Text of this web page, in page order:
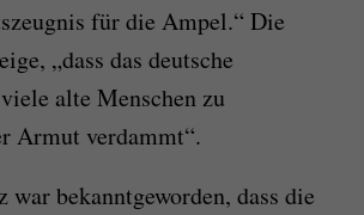
für die Ampel.“ Die
„dass das deutsche
alte Menschen zu
Armut verdammt“.
war bekanntgeworden, dass die